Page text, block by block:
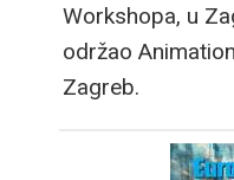
Workshopa, u
održao
Zagreb.